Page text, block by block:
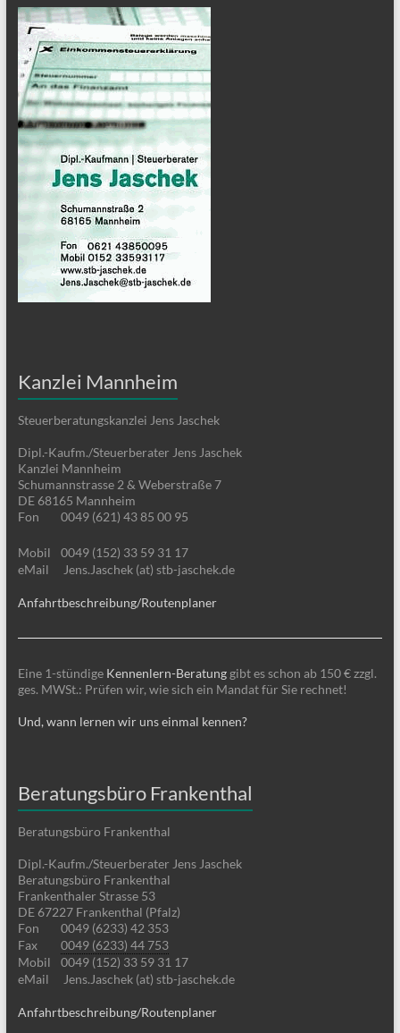
Kanzlei Mannheim
Steuerberatungskanzlei Jens Jaschek
Dipl.-Kaufm./Steuerberater Jens Jaschek
Kanzlei Mannheim
Schumannstrasse 2 & Weberstraße 7
DE 68165 Mannheim
Fon
0049 (621) 43 85 00 95
Mobil
0049 (152) 33 59 31 17
eMail
Jens.Jaschek (at) stb-jaschek.de
Anfahrtbeschreibung/Routenplaner
Eine 1-stündige Kennenlern-Beratunggibt es schon ab 150 € zzgl.
ges. MWSt.: Prüfen wir, wie sich ein Mandat für Sie rechnet!
Und, wann lernen wir uns einmal kennen?
Beratungsbüro Frankenthal
Beratungsbüro Frankenthal
Dipl.-Kaufm./Steuerberater Jens Jaschek
Beratungsbüro Frankenthal
Frankenthaler Strasse 53
DE 67227 Frankenthal (Pfalz)
Fon
0049 (6233) 42 353
Fax
0049 (6233) 44 753
Mobil
0049 (152) 33 59 31 17
eMail
Jens.Jaschek (at) stb-jaschek.de
Anfahrtbeschreibung/Routenplaner